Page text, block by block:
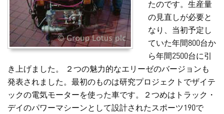
たのです。生産量
の見直しが必要と
なり、当初予定し
ていた年間800台か
ら年間2500台に引
き上げました。 ２つの魅力的なエリーゼのバージョンも
発表されました。最初のものは研究プロジェクトでザイテ
ックの電気モーターを使った車です。２つめはトラック・
デイのパワーマシーンとして設計されたスポーツ190で